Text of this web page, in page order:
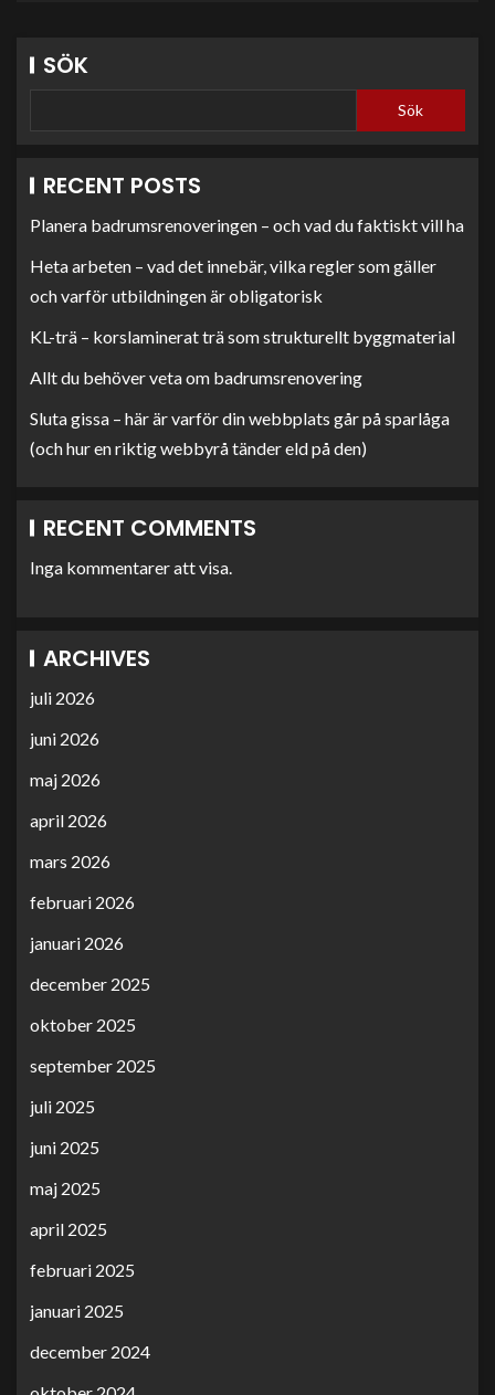
SÖK
Sök
RECENT POSTS
Planera badrumsrenoveringen – och vad du faktiskt vill ha
Heta arbeten – vad det innebär, vilka regler som gäller
och varför utbildningen är obligatorisk
KL-trä – korslaminerat trä som strukturellt byggmaterial
Allt du behöver veta om badrumsrenovering
Sluta gissa – här är varför din webbplats går på sparlåga
(och hur en riktig webbyrå tänder eld på den)
RECENT COMMENTS
Inga kommentarer att visa.
ARCHIVES
juli 2026
juni 2026
maj 2026
april 2026
mars 2026
februari 2026
januari 2026
december 2025
oktober 2025
september 2025
juli 2025
juni 2025
maj 2025
april 2025
februari 2025
januari 2025
december 2024